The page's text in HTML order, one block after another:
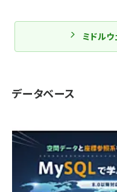
ミドル
データベース